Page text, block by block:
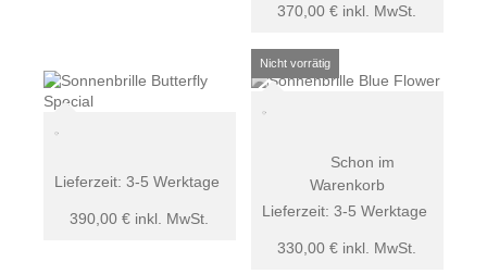
370,00€ inkl. MwSt.
390,00 € inkl. MwSt.
Lieferzeit: 3-5 Werktage
330,00€ inkl. MwSt.
Lieferzeit:3-5 Werktage
Schon im
Warenkorb